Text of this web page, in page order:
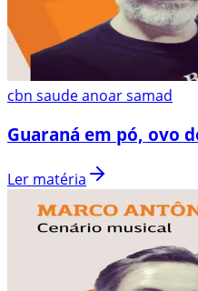
cbn saude anoar samad
Guaraná em pó, ovo
Ler matéria